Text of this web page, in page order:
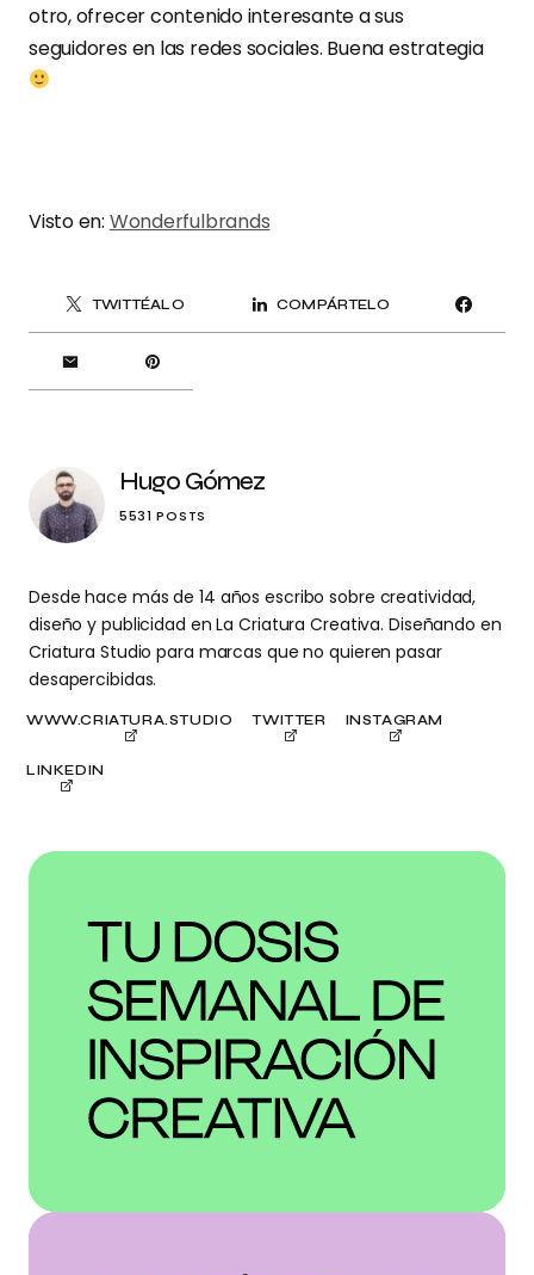
otro, ofrecer contenido interesante a sus
seguidores en las redes sociales. Buena estrategia
Visto en: Wonderfulbrands
TWITTÉALO COMPÁRTELO
Hugo Gómez
5531 POSTS
Desde hace más de 14 años escribo sobre creatividad,
diseño y publicidad en La Criatura Creativa. Diseñando en
Criatura Studio para marcas que no quieren pasar
desapercibidas.
WWW.CRIATURA.STUDIO TWITTER INSTAGRAM
LINKEDIN